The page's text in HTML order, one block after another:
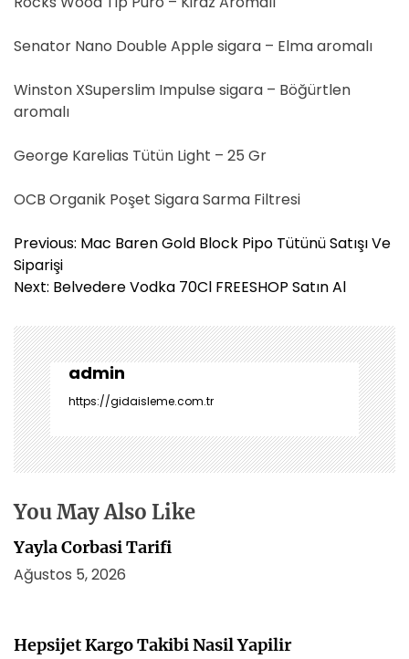
Senator Nano Double Apple sigara – Elma aromalı
Winston XSuperslim Impulse sigara – Böğürtlen
aromalı
George Karelias Tütün Light – 25 Gr
OCB Organik Poşet Sigara Sarma Filtresi
Y
a
z
g
e
z
i
n
m
e
i
Previous: Mac Baren Gold Block Pipo Tütünü Satışı Ve
Siparişi
Next: Belvedere Vodka 70Cl FREESHOP Satın Al
admin
https://gidaisleme.com.tr
You May Also Like
Yayla Corbasi Tarifi
Ağustos 5, 2026
Hepsijet Kargo Takibi Nasil Yapilir